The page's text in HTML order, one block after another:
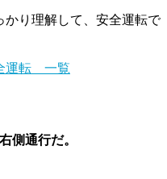
かり理解して、安全運転で
運転 一覧
側通行だ。